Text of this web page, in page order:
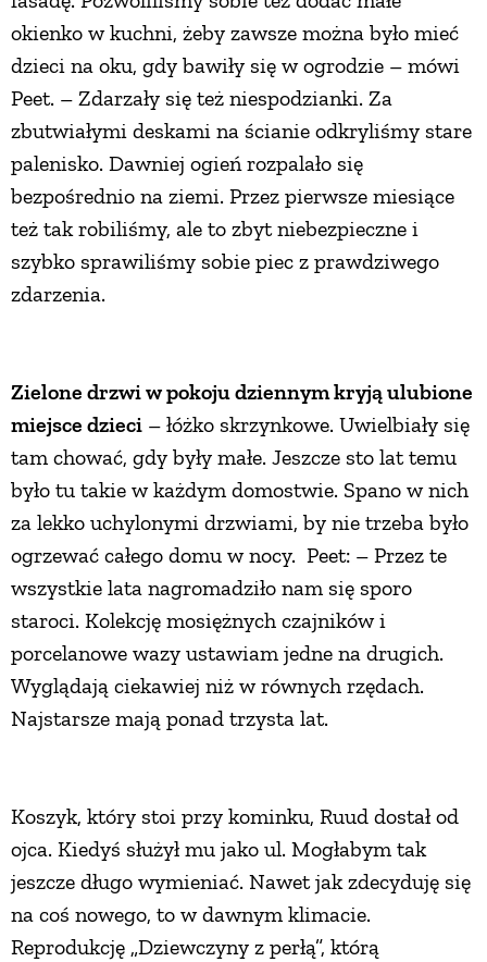
okienko w kuchni, żeby zawsze można było mieć
dzieci na oku, gdy bawiły się w ogrodzie – mówi
Peet. – Zdarzały się też niespodzianki. Za
zbutwiałymi deskami na ścianie odkryliśmy stare
palenisko. Dawniej ogień rozpalało się
bezpośrednio na ziemi. Przez pierwsze miesiące
też tak robiliśmy, ale to zbyt niebezpieczne i
szybko sprawiliśmy sobie piec z prawdziwego
zdarzenia.
Zielone drzwi w pokoju dziennym kryją ulubione
miejsce dzieci – łóżko skrzynkowe. Uwielbiały się
tam chować, gdy były małe. Jeszcze sto lat temu
było tu takie w każdym domostwie. Spano w nich
za lekko uchylonymi drzwiami, by nie trzeba było
ogrzewać całego domu w nocy. Peet: – Przez te
wszystkie lata nagromadziło nam się sporo
staroci. Kolekcję mosiężnych czajników i
porcelanowe wazy ustawiam jedne na drugich.
Wyglądają ciekawiej niż w równych rzędach.
Najstarsze mają ponad trzysta lat.
Koszyk, który stoi przy kominku, Ruud dostał od
ojca. Kiedyś służył mu jako ul. Mogłabym tak
jeszcze długo wymieniać. Nawet jak zdecyduję się
na coś nowego, to w dawnym klimacie.
Reprodukcję „Dziewczyny z perłą”, którą